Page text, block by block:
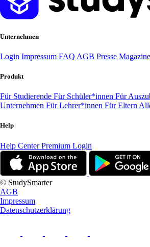
Unternehmen
Login Impressum FAQ AGB Presse Magazine
Produkt
Für Studierende Für Schüler*innen Für
Unternehmen Für Lehrer*innen Für Eltern
Help
Help CenterPremium Login
© StudySmarter
AGB
Impressum
Datenschutzerklärung